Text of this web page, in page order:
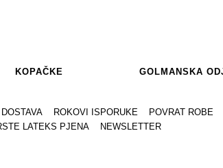
KOPAČKE GOLMANSKA
DOSTAVA ROKOVI ISPORUKE POVRAT ROBE
LATEKS PJENA NEWSLETTER